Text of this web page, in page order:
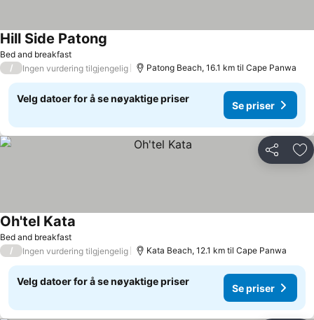
Bed and breakfast
Hill Side Patong
/ Ingen vurdering tilgjengelig Patong Beach, 16.1 km til Cape Panwa
Velg datoer for å se nøyaktige priser
Se priser
Del
Bed and breakfast
Oh'tel Kata
/ Ingen vurdering tilgjengelig Kata Beach, 12.1 km til Cape Panwa
Velg datoer for å se nøyaktige priser
Se priser